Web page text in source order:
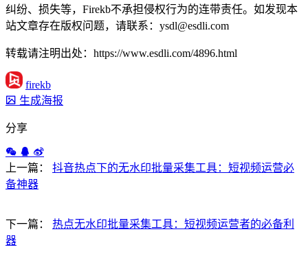
纠纷、损失等，Firekb不承担侵权行为的连带责任。如发现本
站文章存在版权问题，请联系：ysdl@esdli.com
转载请注明出处：https://www.esdli.com/4896.html
firekb
生成海报
分享
上一篇：
抖音热点下的无水印批量采集工具：短视频运营必
备神器
下一篇：
热点无水印批量采集工具：短视频运营者的必备利
器